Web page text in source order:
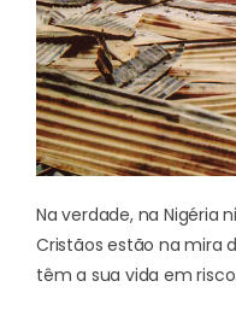
Na verdade, na Nigéria
Cristãos estão na mira
têm a sua vida em risco.